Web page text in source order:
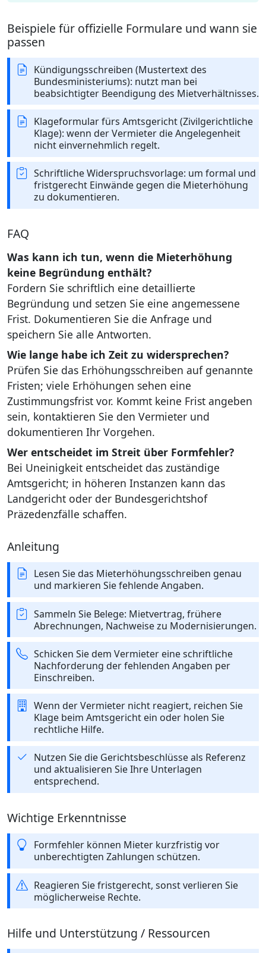
Beispiele für offizielle Formulare und wann sie
passen
Kündigungsschreiben (Mustertext des
Bundesministeriums): nutzt man bei
beabsichtigter Beendigung des Mietverhältnisses.
Klageformular fürs Amtsgericht (Zivilgerichtliche
Klage): wenn der Vermieter die Angelegenheit
nicht einvernehmlich regelt.
Schriftliche Widerspruchsvorlage: um formal und
fristgerecht Einwände gegen die Mieterhöhung
zu dokumentieren.
FAQ
Was kann ich tun, wenn die Mieterhöhung
keine Begründung enthält?
Fordern Sie schriftlich eine detaillierte
Begründung und setzen Sie eine angemessene
Frist. Dokumentieren Sie die Anfrage und
speichern Sie alle Antworten.
Wie lange habe ich Zeit zu widersprechen?
Prüfen Sie das Erhöhungsschreiben auf genannte
Fristen; viele Erhöhungen sehen eine
Zustimmungsfrist vor. Kommt keine Frist angeben
sein, kontaktieren Sie den Vermieter und
dokumentieren Ihr Vorgehen.
Wer entscheidet im Streit über Formfehler?
Bei Uneinigkeit entscheidet das zuständige
Amtsgericht; in höheren Instanzen kann das
Landgericht oder der Bundesgerichtshof
Präzedenzfälle schaffen.
Anleitung
Lesen Sie das Mieterhöhungsschreiben genau
und markieren Sie fehlende Angaben.
Sammeln Sie Belege: Mietvertrag, frühere
Abrechnungen, Nachweise zu Modernisierungen.
Schicken Sie dem Vermieter eine schriftliche
Nachforderung der fehlenden Angaben per
Einschreiben.
Wenn der Vermieter nicht reagiert, reichen Sie
Klage beim Amtsgericht ein oder holen Sie
rechtliche Hilfe.
Nutzen Sie die Gerichtsbeschlüsse als Referenz
und aktualisieren Sie Ihre Unterlagen
entsprechend.
Wichtige Erkenntnisse
Formfehler können Mieter kurzfristig vor
unberechtigten Zahlungen schützen.
Reagieren Sie fristgerecht, sonst verlieren Sie
möglicherweise Rechte.
Hilfe und Unterstützung / Ressourcen